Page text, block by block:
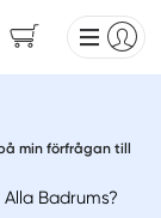
min förfrågan till
Badrums?